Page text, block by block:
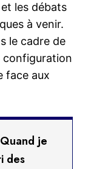
les débats
à venir.
le cadre de
configuration
face aux
je
des